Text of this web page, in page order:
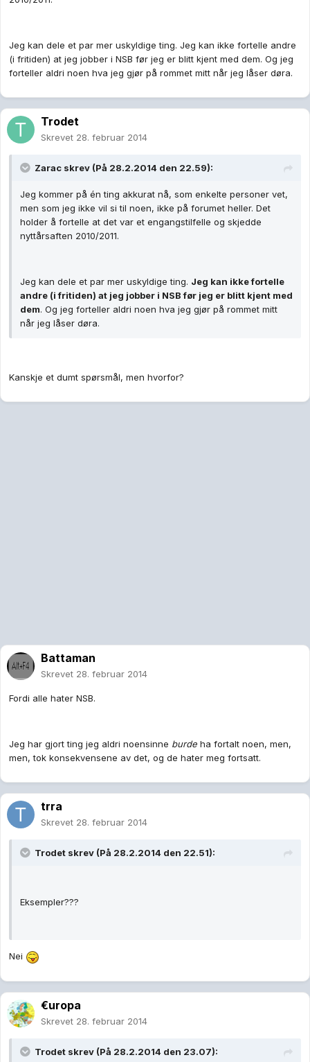
Jeg kan dele et par mer uskyldige ting. Jeg kan ikke fortelle andre
(i fritiden) at jeg jobber i NSB før jeg er blitt kjent med dem. Og jeg
forteller aldri noen hva jeg gjør på rommet mitt når jeg låser døra.
Trodet
Skrevet 28. februar 2014
Zarac skrev (På 28.2.2014 den 22.59):
Jeg kommer på én ting akkurat nå, som enkelte personer vet,
men som jeg ikke vil si til noen, ikke på forumet heller. Det
holder å fortelle at det var et engangstilfelle og skjedde
nyttårsaften 2010/2011.
Jeg kan dele et par mer uskyldige ting. Jeg kan ikke fortelle
andre (i fritiden) at jeg jobber i NSB før jeg er blitt kjent med
dem. Og jeg forteller aldri noen hva jeg gjør på rommet mitt
når jeg låser døra.
Kanskje et dumt spørsmål, men hvorfor?
Battaman
Skrevet 28. februar 2014
Fordi alle hater NSB.
Jeg har gjort ting jeg aldri noensinne burde ha fortalt noen, men,
men, tok konsekvensene av det, og de hater meg fortsatt.
trra
Skrevet 28. februar 2014
Trodet skrev (På 28.2.2014 den 22.51):
Eksempler???
Nei
€uropa
Skrevet 28. februar 2014
Trodet skrev (På 28.2.2014 den 23.07):